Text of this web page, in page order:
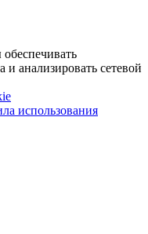
анализировать сетевой
использования